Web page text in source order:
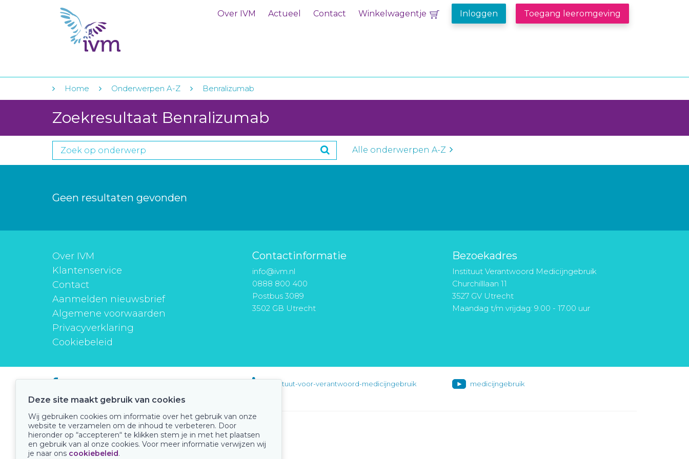
Over IVM Actueel Contact Winkelwagentje Inloggen Toegang leeromgeving
Home Onderwerpen A-Z Benralizumab
Zoekresultaat Benralizumab
Alle onderwerpen A-Z
Geen resultaten gevonden
Over IVM
Klantenservice
Contact
Aanmelden nieuwsbrief
Algemene voorwaarden
Privacyverklaring
Cookiebeleid
Contactinformatie
info@ivm.nl
0888 800 400
Postbus 3089
3502 GB Utrecht
Bezoekadres
Instituut Verantwoord Medicijngebruik
Churchilllaan 11
3527 GV Utrecht
Maandag t/m vrijdag: 9.00 - 17.00 uur
instituut-voor-verantwoord-medicijngebruik medicijngebruik
Onze keurmerken
Deze site maakt gebruik van cookies
Wij gebruiken cookies om informatie over het gebruik van onze
website te verzamelen om de inhoud te verbeteren. Door
hieronder op “accepteren“ te klikken stem je in met het plaatsen
en gebruik van al onze cookies. Voor meer informatie verwijzen wij
je naar ons cookiebeleid.